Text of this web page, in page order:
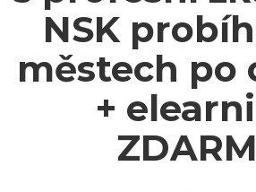
NSK
městech po
+